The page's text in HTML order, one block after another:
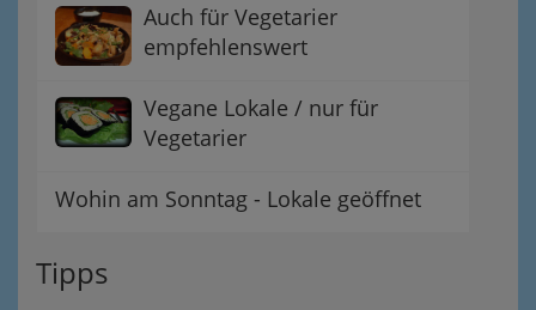
Auch für Vegetarier
empfehlenswert
Vegane Lokale / nur für
Vegetarier
Wohin am Sonntag - Lokale geöffnet
Tipps